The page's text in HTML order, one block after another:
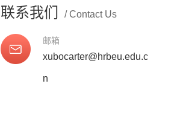
联系我们 / Contact Us
邮箱
xubocarter@hrbeu.edu.c
n